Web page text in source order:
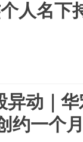
人名下
异动｜
约一个